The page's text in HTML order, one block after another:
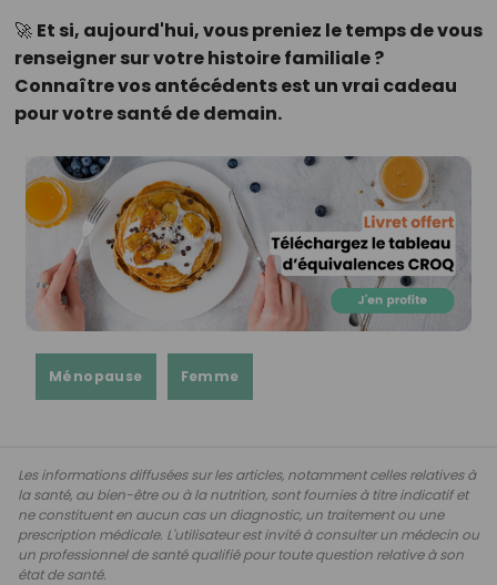
🚀 Et si, aujourd'hui, vous preniez le temps de vous
renseigner sur votre histoire familiale ?
Connaître vos antécédents est un vrai cadeau
pour votre santé de demain.
Ménopause Femme
Les informations diffusées sur les articles, notamment celles relatives à
la santé, au bien-être ou à la nutrition, sont fournies à titre indicatif et
ne constituent en aucun cas un diagnostic, un traitement ou une
prescription médicale. L'utilisateur est invité à consulter un médecin ou
un professionnel de santé qualifié pour toute question relative à son
état de santé.